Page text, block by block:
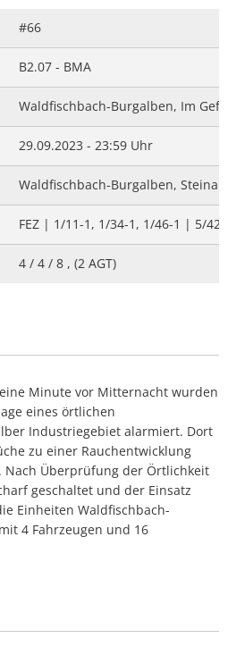
#66
B2.07 - BMA
Waldfischbach-Burgalben, Im
29.09.2023 - 23:59 Uhr
Waldfischbach-Burgalben,
FEZ | 1/11-1, 1/34-1, 1/46-1 | 5/42-
4 / 4 / 8 , (2 AGT)
Minute vor Mitternacht wurden
eines örtlichen
Industriegebiet alarmiert. Dort
zu einer Rauchentwicklung
Nach Überprüfung der Örtlichkeit
geschaltet und der Einsatz
Einheiten Waldfischbach-
4 Fahrzeugen und 16